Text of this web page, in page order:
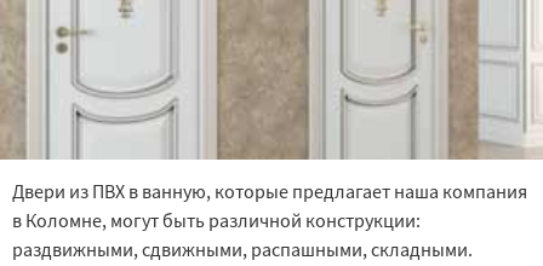
Работаем по
регионам
×
Красноармейск
Красногорск Краснозаводск
Краснознаменск
Кубинка Куровское
Ликино-Дулево
Лобня
Лосино-Петровский Луховицы
Лыткарино Люберцы Можайск Мытищи
Двери из ПВХ в ванную, которые предлагает наша компания
в Коломне, могут быть различной конструкции:
раздвижными, сдвижными, распашными, складными.
УЗНАТЬ ПОДРОБНЕЕ
Даю согласие на обработку персональных данных